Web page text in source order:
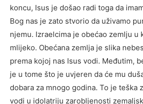
koncu, Isus je došao radi toga da
Bog nas je zato stvorio da uživamo
njemu. Izraelcima je obećao zemlju u
mlijeko. Obećana zemlja je slika
prema kojoj nas Isus vodi. Međutim,
je u tome što je uvjeren da će mu
dobara za mnogo godina. To je teška
vodi u idolatriju zarobljenosti